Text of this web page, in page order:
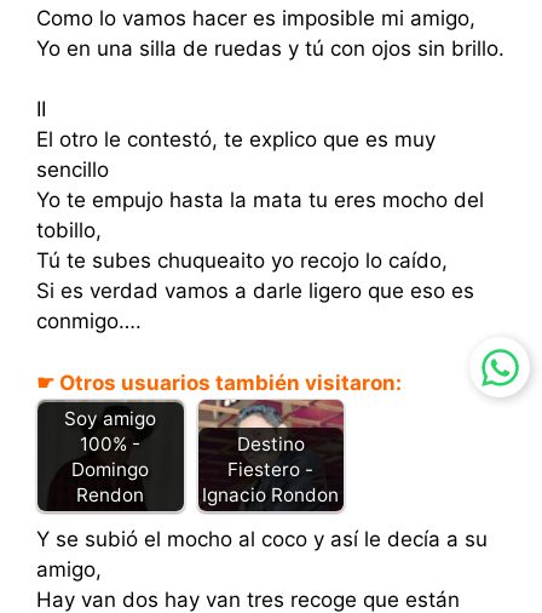
Como lo vamos hacer es imposible mi amigo,
Yo en una silla de ruedas y tú con ojos sin brillo.
II
El otro le contestó, te explico que es muy
sencillo
Yo te empujo hasta la mata tu eres mocho del
tobillo,
Tú te subes chuqueaito yo recojo lo caído,
Si es verdad vamos a darle ligero que eso es
conmigo….
☛ Otros usuarios también visitaron:
Soy amigo
100% -
Domingo
Rendon
Destino
Fiestero -
Ignacio Rondon
Y se subió el mocho al coco y así le decía a su
amigo,
Hay van dos hay van tres recoge que están